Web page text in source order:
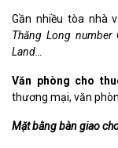
Gần nhiều tòa nhà
Thăng Long number
Land…
Văn phòng cho
thương mại, văn
Mặt bằng bàn giao